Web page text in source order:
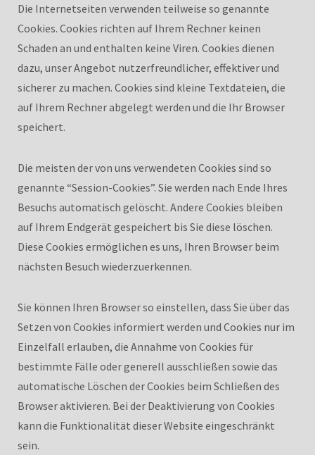
Die Internetseiten verwenden teilweise so genannte
Cookies. Cookies richten auf Ihrem Rechner keinen
Schaden an und enthalten keine Viren. Cookies dienen
dazu, unser Angebot nutzerfreundlicher, effektiver und
sicherer zu machen. Cookies sind kleine Textdateien, die
auf Ihrem Rechner abgelegt werden und die Ihr Browser
speichert.
Die meisten der von uns verwendeten Cookies sind so
genannte “Session-Cookies”. Sie werden nach Ende Ihres
Besuchs automatisch gelöscht. Andere Cookies bleiben
auf Ihrem Endgerät gespeichert bis Sie diese löschen.
Diese Cookies ermöglichen es uns, Ihren Browser beim
nächsten Besuch wiederzuerkennen.
Sie können Ihren Browser so einstellen, dass Sie über das
Setzen von Cookies informiert werden und Cookies nur im
Einzelfall erlauben, die Annahme von Cookies für
bestimmte Fälle oder generell ausschließen sowie das
automatische Löschen der Cookies beim Schließen des
Browser aktivieren. Bei der Deaktivierung von Cookies
kann die Funktionalität dieser Website eingeschränkt
sein.